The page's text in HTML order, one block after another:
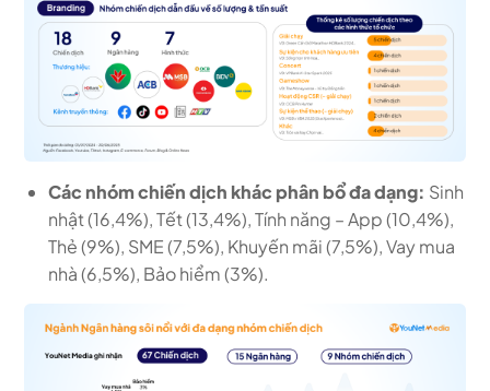
Các nhóm chiến dịch khác phân bổ đa dạng: Sinh
nhật (16,4%), Tết (13,4%), Tính năng – App (10,4%),
Thẻ (9%), SME (7,5%), Khuyến mãi (7,5%), Vay mua
nhà (6,5%), Bảo hiểm (3%).